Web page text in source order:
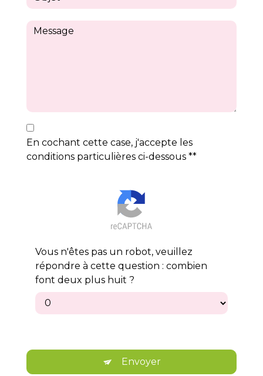
En cochant cette case, j'accepte les
conditions particulières ci-dessous **
Vous n'êtes pas un robot, veuillez
répondre à cette question : combien
font deux plus huit ?
Envoyer